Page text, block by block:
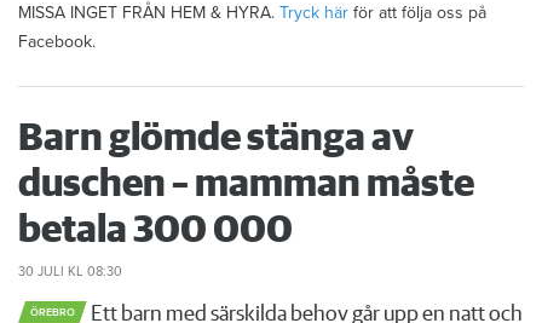
MISSA INGET FRÅN HEM & HYRA. Tryck här för att följa oss på
Facebook.
Barn glömde stänga av
duschen – mamman måste
betala 300 000
30 JULI KL 08:30
ÖREBRO
Ett barn med särskilda behov går upp en natt och